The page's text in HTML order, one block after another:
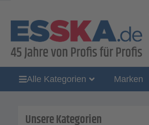
Alle Kategorien Marken
Unsere Kategorien